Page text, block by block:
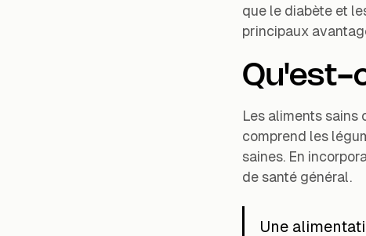
que le diabète et
principaux
Qu'est-
Les aliments
comprend les
saines. En
de santé général.
Une